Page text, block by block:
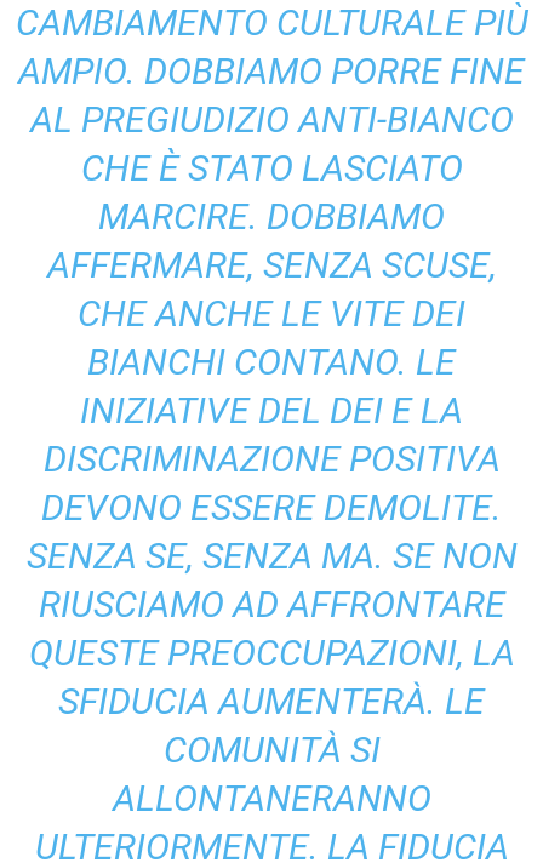
CAMBIAMENTO CULTURALE PIÙ
AMPIO. DOBBIAMO PORRE FINE
AL PREGIUDIZIO ANTI-BIANCO
CHE È STATO LASCIATO
MARCIRE. DOBBIAMO
AFFERMARE, SENZA SCUSE,
CHE ANCHE LE VITE DEI
BIANCHI CONTANO. LE
INIZIATIVE DEL DEI E LA
DISCRIMINAZIONE POSITIVA
DEVONO ESSERE DEMOLITE.
SENZA SE, SENZA MA. SE NON
RIUSCIAMO AD AFFRONTARE
QUESTE PREOCCUPAZIONI, LA
SFIDUCIA AUMENTERÀ. LE
COMUNITÀ SI
ALLONTANERANNO
ULTERIORMENTE. LA FIDUCIA